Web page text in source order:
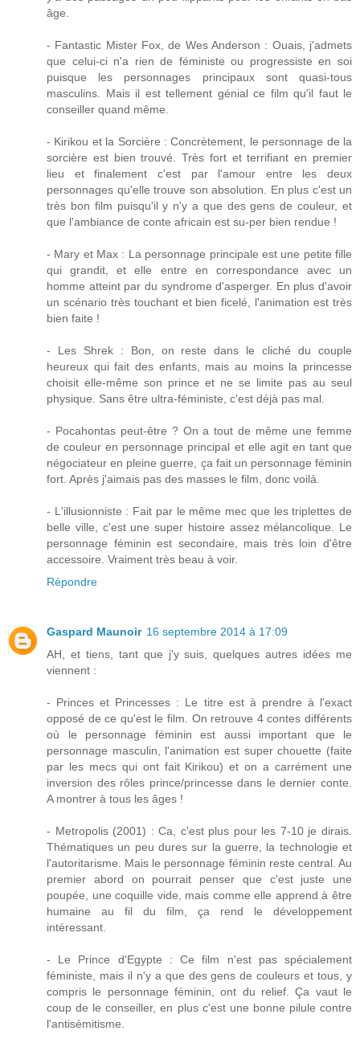
âge.
- Fantastic Mister Fox, de Wes Anderson : Ouais, j'admets
que celui-ci n'a rien de féministe ou progressiste en soi
puisque les personnages principaux sont quasi-tous
masculins. Mais il est tellement génial ce film qu'il faut le
conseiller quand même.
- Kirikou et la Sorcière : Concrètement, le personnage de la
sorcière est bien trouvé. Très fort et terrifiant en premier
lieu et finalement c'est par l'amour entre les deux
personnages qu'elle trouve son absolution. En plus c'est un
très bon film puisqu'il y n'y a que des gens de couleur, et
que l'ambiance de conte africain est su-per bien rendue !
- Mary et Max : La personnage principale est une petite fille
qui grandit, et elle entre en correspondance avec un
homme atteint par du syndrome d'asperger. En plus d'avoir
un scénario très touchant et bien ficelé, l'animation est très
bien faite !
- Les Shrek : Bon, on reste dans le cliché du couple
heureux qui fait des enfants, mais au moins la princesse
choisit elle-même son prince et ne se limite pas au seul
physique. Sans être ultra-féministe, c'est déjà pas mal.
- Pocahontas peut-être ? On a tout de même une femme
de couleur en personnage principal et elle agit en tant que
négociateur en pleine guerre, ça fait un personnage féminin
fort. Après j'aimais pas des masses le film, donc voilà.
- L'illusionniste : Fait par le même mec que les triplettes de
belle ville, c'est une super histoire assez mélancolique. Le
personnage féminin est secondaire, mais très loin d'être
accessoire. Vraiment très beau à voir.
Répondre
Gaspard Maunoir 16 septembre 2014 à 17:09
AH, et tiens, tant que j'y suis, quelques autres idées me
viennent :
- Princes et Princesses : Le titre est à prendre à l'exact
opposé de ce qu'est le film. On retrouve 4 contes différents
où le personnage féminin est aussi important que le
personnage masculin, l'animation est super chouette (faite
par les mecs qui ont fait Kirikou) et on a carrément une
inversion des rôles prince/princesse dans le dernier conte.
A montrer à tous les âges !
- Metropolis (2001) : Ca, c'est plus pour les 7-10 je dirais.
Thématiques un peu dures sur la guerre, la technologie et
l'autoritarisme. Mais le personnage féminin reste central. Au
premier abord on pourrait penser que c'est juste une
poupée, une coquille vide, mais comme elle apprend à être
humaine au fil du film, ça rend le développement
intéressant.
- Le Prince d'Egypte : Ce film n'est pas spécialement
féministe, mais il n'y a que des gens de couleurs et tous, y
compris le personnage féminin, ont du relief. Ça vaut le
coup de le conseiller, en plus c'est une bonne pilule contre
l'antisémitisme.